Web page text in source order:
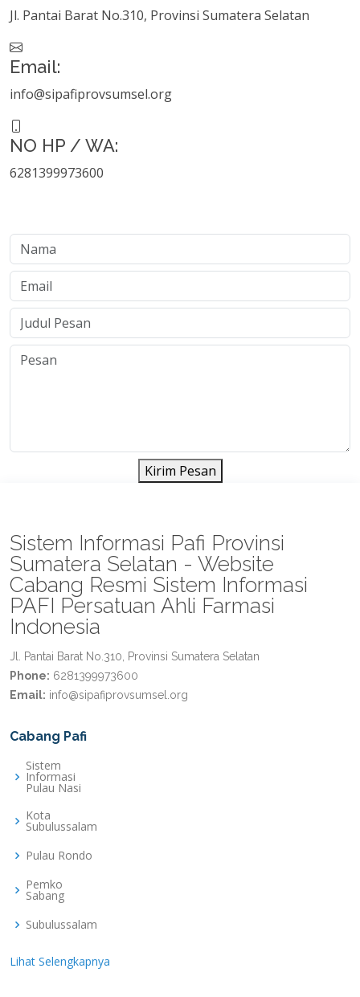
Jl. Pantai Barat No.310, Provinsi Sumatera Selatan
Email:
info@sipafiprovsumsel.org
NO HP / WA:
6281399973600
Kirim Pesan
Sistem Informasi Pafi Provinsi
Sumatera Selatan - Website
Cabang Resmi Sistem Informasi
PAFI Persatuan Ahli Farmasi
Indonesia
Jl. Pantai Barat No.310, Provinsi Sumatera Selatan
Phone: 6281399973600
Email: info@sipafiprovsumsel.org
Cabang Pafi
Sistem
Informasi
Pulau Nasi
Kota
Subulussalam
Pulau Rondo
Pemko
Sabang
Subulussalam
Lihat Selengkapnya